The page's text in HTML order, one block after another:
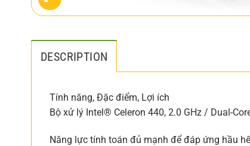
DESCRIPTION
Tính năng, Đặc điểm, Lợi ích
Bộ xử lý Intel® Celeron 440, 2.0 GHz / Dual-
Năng lực tính toán đủ mạnh để đáp ứng hầu